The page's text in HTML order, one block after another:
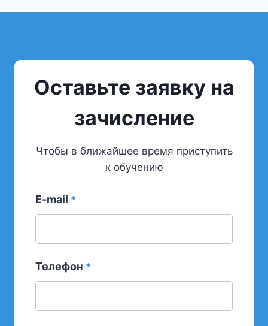
Оставьте заявку на
зачисление
Чтобы в ближайшее время приступить
к обучению
E-mail *
Телефон *